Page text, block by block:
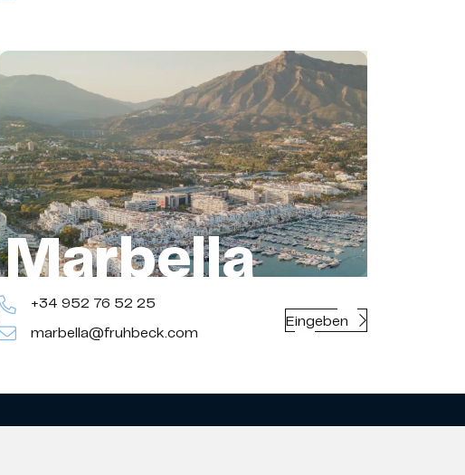
Marbella
+34 952 76 52 25
marbella@fruhbeck.com
Eingeben